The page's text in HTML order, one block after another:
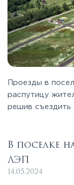
Проезды в
распутицу
решив съездить
В поселке
ЛЭП
14.05.2024